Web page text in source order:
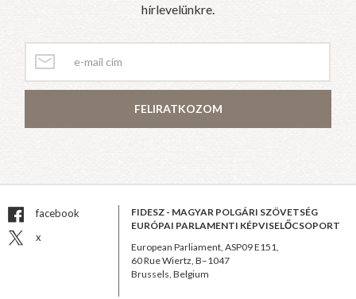
hírlevelünkre.
FELIRATKOZOM
facebook
x
FIDESZ - MAGYAR POLGÁRI SZÖVETSÉG
EURÓPAI PARLAMENTI KÉPVISELŐCSOPORT
European Parliament, ASP09 E151,
60 Rue Wiertz, B–1047
Brussels, Belgium